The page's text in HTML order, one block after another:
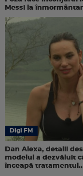
Messi la
Digi FM
Dan Alexa, detalii
modelul a dezvăluit
înceapă